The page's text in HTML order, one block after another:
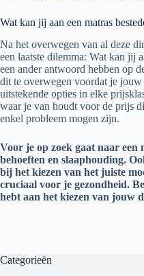
Wat kan jij aan een matras
Na het overwegen van al deze
een laatste dilemma: Wat kan jij
een ander antwoord hebben op
dit te overwegen voordat je
uitstekende opties in elke
waar je van houdt voor de prijs
enkel probleem mogen zijn.
Voor je op zoek gaat naar een
behoeften en slaaphouding.
bij het kiezen van het juiste
cruciaal voor je gezondheid.
hebt aan het kiezen van jouw
Categorieën